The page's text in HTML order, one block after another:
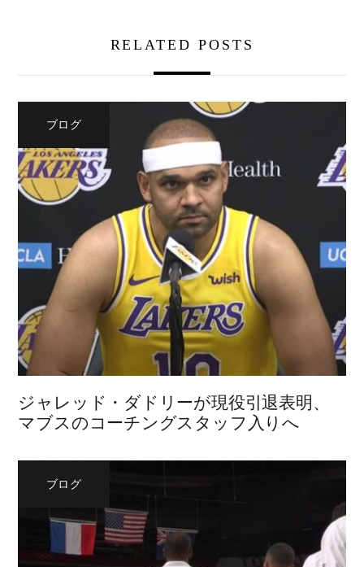
RELATED POSTS
ブログ
ジャレッド・ダドリーが現役引退表明、
マブスのコーチングスタッフ入りへ
ブログ